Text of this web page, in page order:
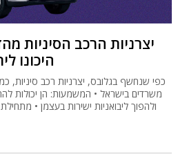
יצרניות הרכב הסיניות
היכונו
כפי שנחשף בגלובס, יצרניות רכב סיניות,
משרדים בישראל • המשמעות: הן יכולות
ולהפוך ליבואניות ישירות בעצמן •